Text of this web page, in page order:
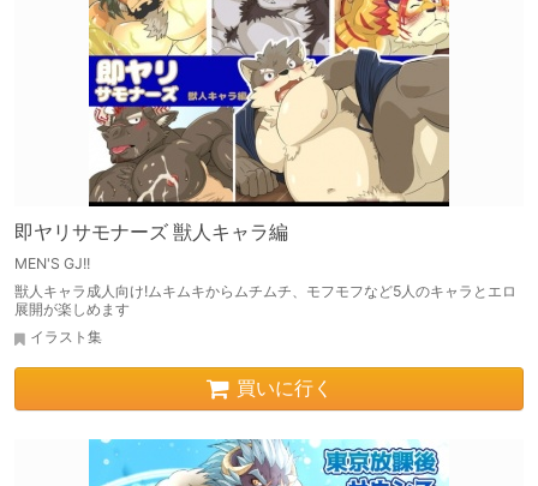
即ヤリサモナーズ 獣人キャラ編
MEN'S GJ!!
獣人キャラ成人向け!ムキムキからムチムチ、モフモフなど5人のキャラとエロ
展開が楽しめます
イラスト集
買いに行く